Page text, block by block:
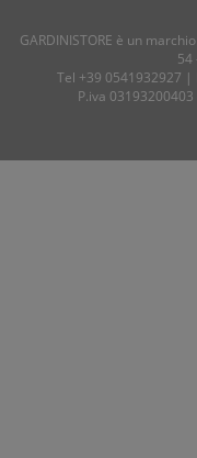
GARDINISTORE è un
54
Tel +39 0541932927 |
P.iva 03193200403